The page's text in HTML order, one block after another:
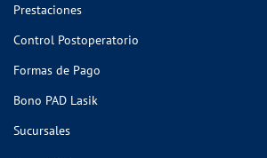
Prestaciones
Control Postoperatorio
Formas de Pago
Bono PAD Lasik
Sucursales